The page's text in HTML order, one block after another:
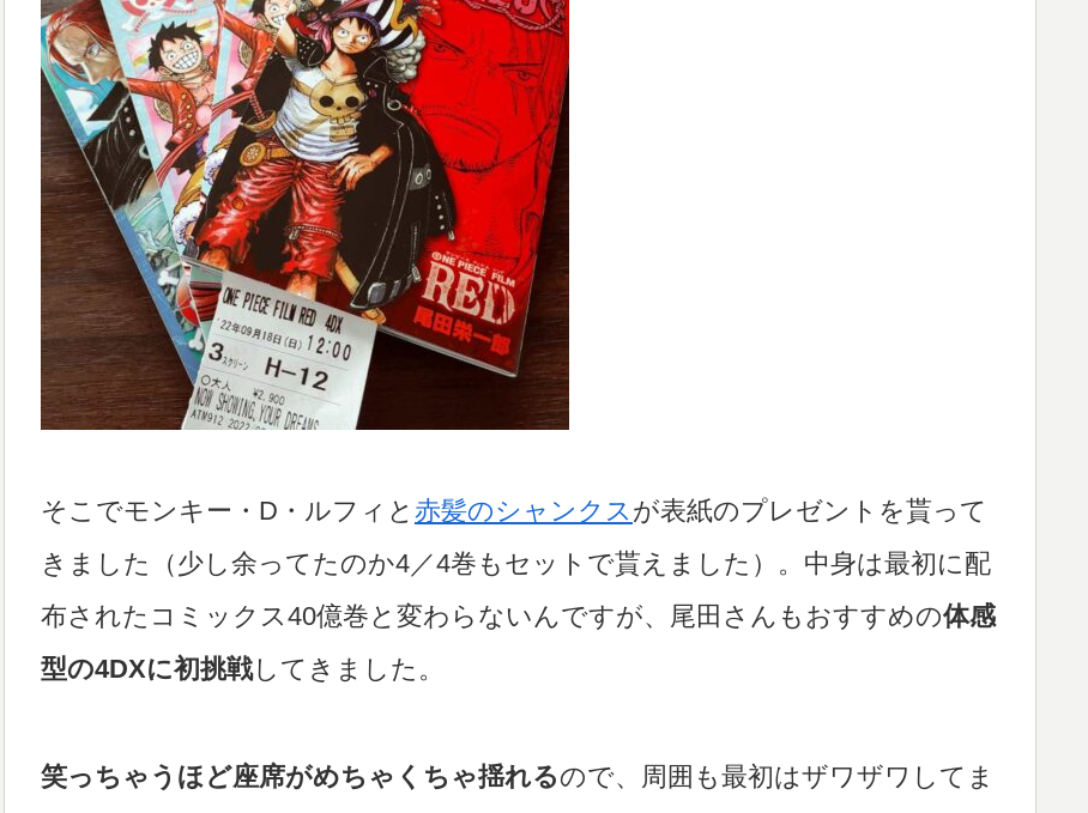
そこでモンキー・D・ルフィと 赤髪のシャンクス が表紙のプレゼントを貰って
きました（少し余ってたのか4／4巻もセットで貰えました）。中身は最初に配
布されたコミックス40億巻と変わらないんですが、尾田さんもおすすめの体感
型の4DXに初挑戦してきました。
笑っちゃうほど座席がめちゃくちゃ揺れるので、周囲も最初はザワザワしてま